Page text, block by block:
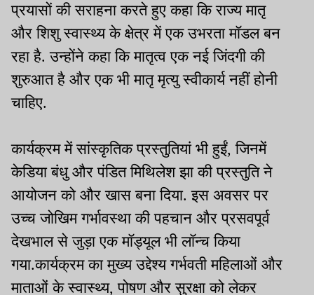
प्रयासों की सराहना करते हुए कहा कि राज्य मातृ
और शिशु स्वास्थ्य के क्षेत्र में एक उभरता मॉडल बन
रहा है. उन्होंने कहा कि मातृत्व एक नई जिंदगी की
शुरुआत है और एक भी मातृ मृत्यु स्वीकार्य नहीं होनी
चाहिए.
कार्यक्रम में सांस्कृतिक प्रस्तुतियां भी हुईं, जिनमें
केडिया बंधु और पंडित मिथिलेश झा की प्रस्तुति ने
आयोजन को और खास बना दिया. इस अवसर पर
उच्च जोखिम गर्भावस्था की पहचान और प्रसवपूर्व
देखभाल से जुड़ा एक मॉड्यूल भी लॉन्च किया
गया.कार्यक्रम का मुख्य उद्देश्य गर्भवती महिलाओं और
माताओं के स्वास्थ्य, पोषण और सुरक्षा को लेकर